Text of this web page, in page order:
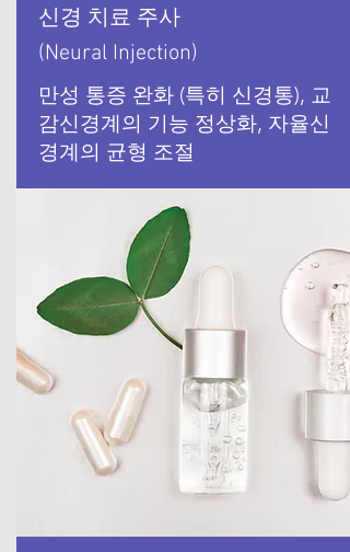
신경 치료 주사
(Neural Injection)
만성 통증 완화 (특히 신경통), 교
감신경계의 기능 정상화, 자율신
경계의 균형 조절